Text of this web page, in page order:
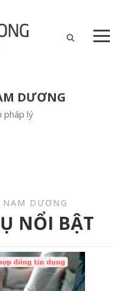
DƯƠNG
pháp lý
DƯƠNG
NỔI BẬT